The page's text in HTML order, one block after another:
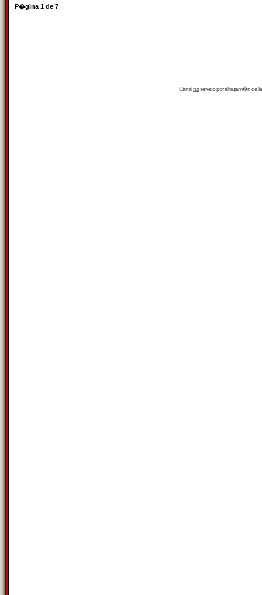
P�gina 1 de 7
Canalrssservido por eltrujam�nde